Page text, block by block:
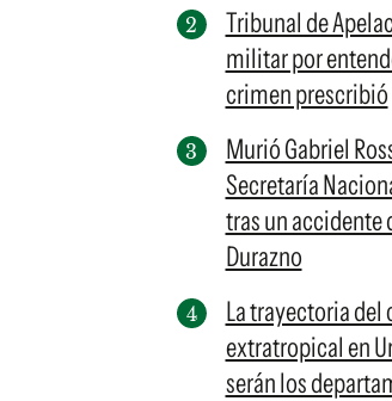
Tribunal de
militar por
crimen prescribió
Murió Gabriel
Secretaría
tras un accidente
Durazno
La trayectoria del
extratropical en
serán los